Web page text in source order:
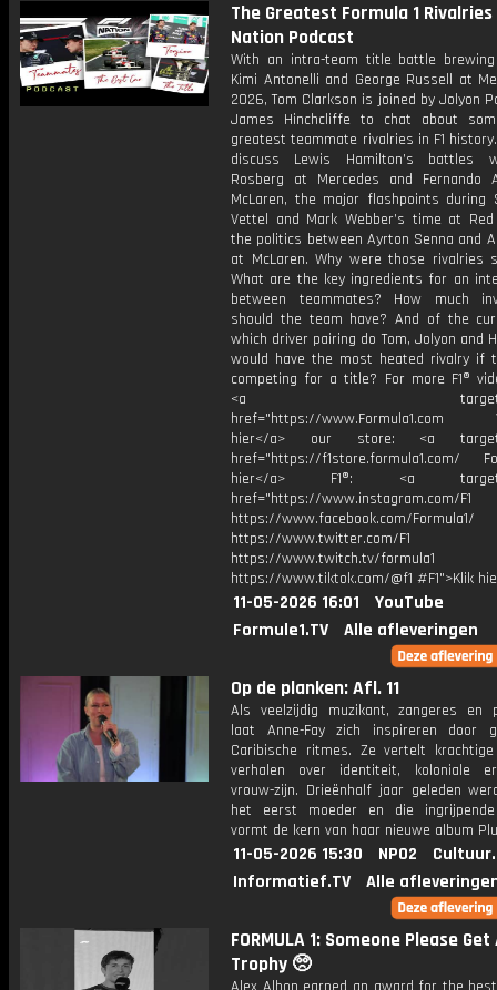
The Greatest Formula 1 Rivalries
Nation Podcast
With an intra-team title battle
Kimi Antonelli and George Russell at
2026, Tom Clarkson is joined by Jolyon
James Hinchcliffe to chat about
greatest teammate rivalries in F1
discuss Lewis Hamilton’s battles
Rosberg at Mercedes and Fernando
McLaren, the major flashpoints during
Vettel and Mark Webber’s time at
the politics between Ayrton Senna and
at McLaren. Why were those rivalries
What are the key ingredients for an
between teammates? How much
should the team have? And of the
which driver pairing do Tom, Jolyon and
would have the most heated rivalry if
competing for a title? For more F1®
<a
href="https://www.Formula1.com
hier</a> our store: <a
href="https://f1store.formula1.com/
hier</a> F1®: <a
href="https://www.instagram.com/F1
https://www.facebook.com/Formula1/
https://www.twitter.com/F1
https://www.twitch.tv/formula1
https://www.tiktok.com/@f1 #F1">Klik
11-05-2026 16:01
YouTube
Formule1.TV
Alle afleveringen
Op de planken: Afl. 11
Als veelzijdig muzikant, zangeres en
laat Anne-Fay zich inspireren door
Caribische ritmes. Ze vertelt krachtige
verhalen over identiteit, koloniale
vrouw-zijn. Drieënhalf jaar geleden
het eerst moeder en die
vormt de kern van haar nieuwe album
11-05-2026 15:30 NPO2
Informatief.TV
Alle
FORMULA 1: Someone Please
Trophy 🥺